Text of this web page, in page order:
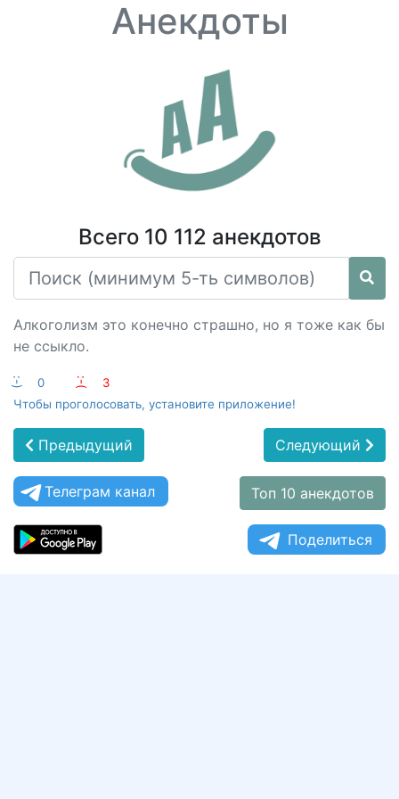
Анекдоты
Всего 10 112 анекдотов
Алкоголизм это конечно страшно, но я тоже как бы
не ссыкло.
:-) 0 :-(
3
Чтобы проголосовать, установите приложение!
Предыдущий Следующий
Телеграм канал Топ 10 анекдотов
Поделиться